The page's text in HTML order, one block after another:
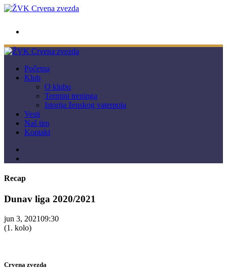
Početna
Klub
O klubu
Termini treninga
Istorija ženskog vaterpola
Vesti
Naš tim
Kontakt
Recap
Dunav liga 2020/2021
jun 3, 202109:30
(1. kolo)
Crvena zvezda